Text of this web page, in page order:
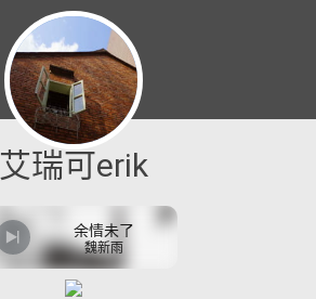
艾瑞可erik
余情未了
魏新雨